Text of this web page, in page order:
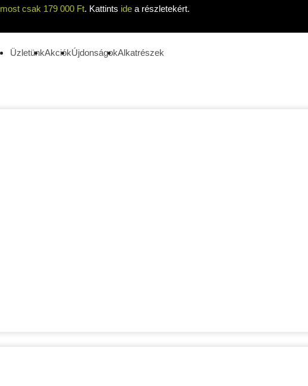
most csak 179 000 Ft. Kattints ide a részletekért.
ÜzletünkAkciókÚjdonságokAlkatrészek